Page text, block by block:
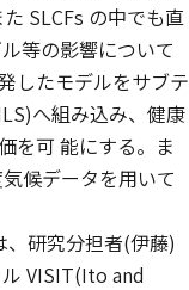
SLCFs の中でも直
等の影響について
したモデルをサブテ
へ組み込み、健康
を可 能にする。ま
候データを用いて
研究分担者(伊藤)
VISIT(Ito and